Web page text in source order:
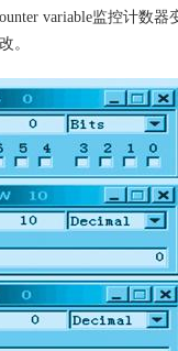
variable监控计数器
。